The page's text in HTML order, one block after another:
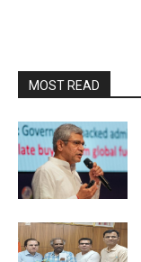
MOST READ